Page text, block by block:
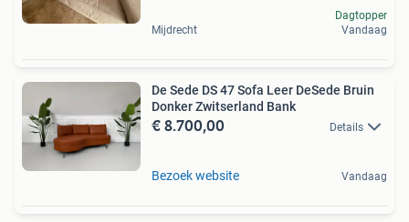
Mijdrecht
Dagtopper
Vandaag
De Sede DS 47 Sofa Leer DeSede Bruin
Donker Zwitserland Bank
€ 8.700,00 Details
Bezoek website Vandaag